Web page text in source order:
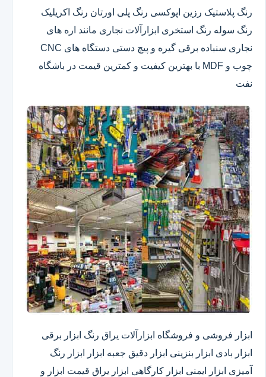
رنگ پلاستیک رزین اپوکسی رنگ پلی اورتان رنگ اکریلیک
رنگ سوله رنگ استخری ابزارآلات نجاری مانند اره های
نجاری سنباده برقی گیره و پیچ دستی دستگاه های CNC
چوب و MDF با بهترین کیفیت و کمترین قیمت در باشگاه
نفت
ابزار فروشی و فروشگاه ابزارآلات یراق رنگ ابزار برقی
ابزار بادی ابزار بنزینی ابزار دقیق​ جعبه ابزار ابزار رنگ
آمیزی ابزار ایمنی ابزار کارگاهی ابزار یراق قیمت ابزار و